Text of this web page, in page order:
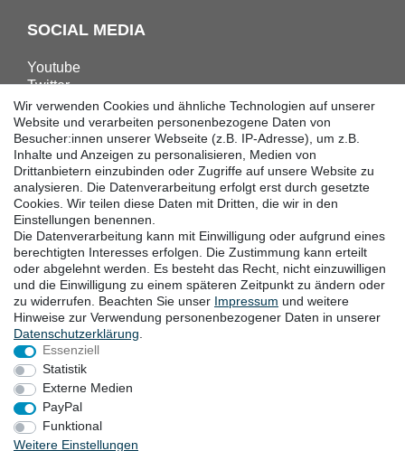
SOCIAL MEDIA
Youtube
Twitter
Linkedin
Facebook
Instagram
DOWNLOADS
Kataloge
Technik
Zertifikate
Studien
Promotion
STANDORTE
Widerrufsrecht
Wir verwenden Cookies und ähnliche Technologien auf unserer
Website und verarbeiten personenbezogene Daten von
Besucher:innen unserer Webseite (z.B. IP-Adresse), um z.B.
Inhalte und Anzeigen zu personalisieren, Medien von
Drittanbietern einzubinden oder Zugriffe auf unsere Website zu
analysieren. Die Datenverarbeitung erfolgt erst durch gesetzte
Cookies. Wir teilen diese Daten mit Dritten, die wir in den
Einstellungen benennen.
Die Datenverarbeitung kann mit Einwilligung oder aufgrund eines
berechtigten Interesses erfolgen. Die Zustimmung kann erteilt
oder abgelehnt werden. Es besteht das Recht, nicht einzuwilligen
und die Einwilligung zu einem späteren Zeitpunkt zu ändern oder
zu widerrufen. Beachten Sie unser Impressum und weitere
Hinweise zur Verwendung personenbezogener Daten in unserer
Daten­schutz­erklärung
Essenziell
Statistik
Externe Medien
PayPal
Funktional
Weitere Einstellungen